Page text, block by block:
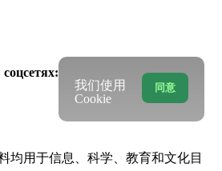
均用于信息、科学、教育和文化目
同意
我们使用
Cookie